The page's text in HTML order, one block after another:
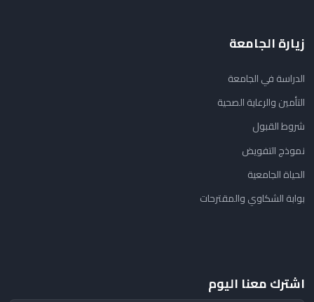
زيارة الجامعة
الدراسة في الجامعة
التأمين والرعاية الصحية
شروط القبول
نموذج التفويض
الحياة الجامعية
بوابة الشكاوي والمقترحات
اشترك معنا اليوم